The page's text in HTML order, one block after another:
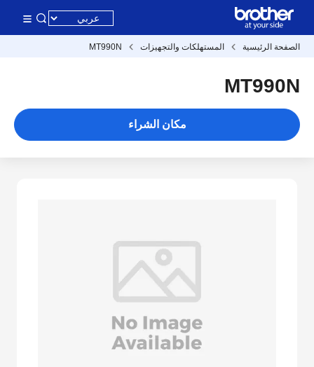
الصفحة الرئيسية المستهلكات والتجهيزات MT990N
MT990N
مكان الشراء